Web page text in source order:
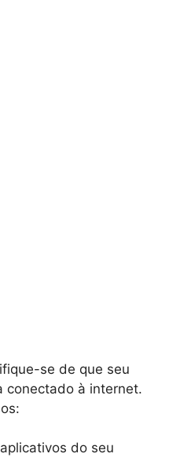
se de que seu
conectado à internet.
do seu